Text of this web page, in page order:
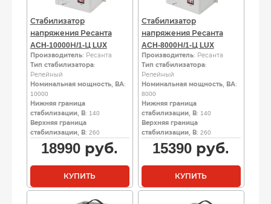
Стабилизатор
напряжения Ресанта
ACH-10000Н/1-Ц LUX
Производитель: Ресанта
Тип стабилизатора:
Релейный
Номинальная мощность, ВА:
10000
Нижняя граница
стабилизации, В: 140
Верхняя граница
стабилизации, В: 260
18990 руб.
КУПИТЬ
Стабилизатор
напряжения Ресанта
ACH-8000Н/1-Ц LUX
Производитель: Ресанта
Тип стабилизатора:
Релейный
Номинальная мощность, ВА:
8000
Нижняя граница
стабилизации, В: 140
Верхняя граница
стабилизации, В: 260
15390 руб.
КУПИТЬ